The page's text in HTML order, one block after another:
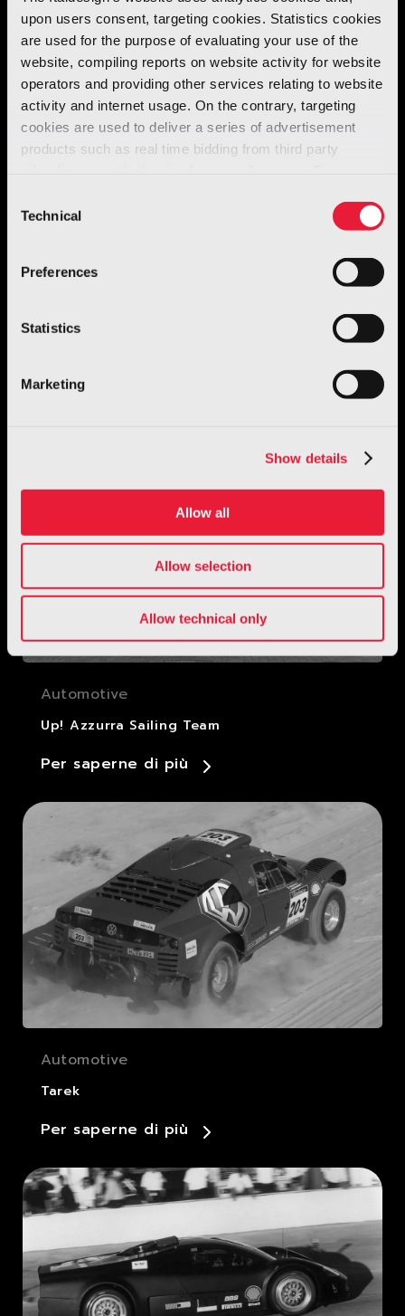
upon users consent, targeting cookies. Statistics cookies
are used for the purpose of evaluating your use of the
website, compiling reports on website activity for website
operators and providing other services relating to website
activity and internet usage. On the contrary, targeting
cookies are used to deliver a series of advertisement
products such as real time bidding from third party
Selection
Technical
Preferences
Statistics
Marketing
Show details
Allow all
Allow selection
Allow technical only
Per saperne di più
Automotive
Per saperne di più
Automotive
Up! Azzurra Sailing Team
Per saperne di più
Automotive
Tarek
Per saperne di più